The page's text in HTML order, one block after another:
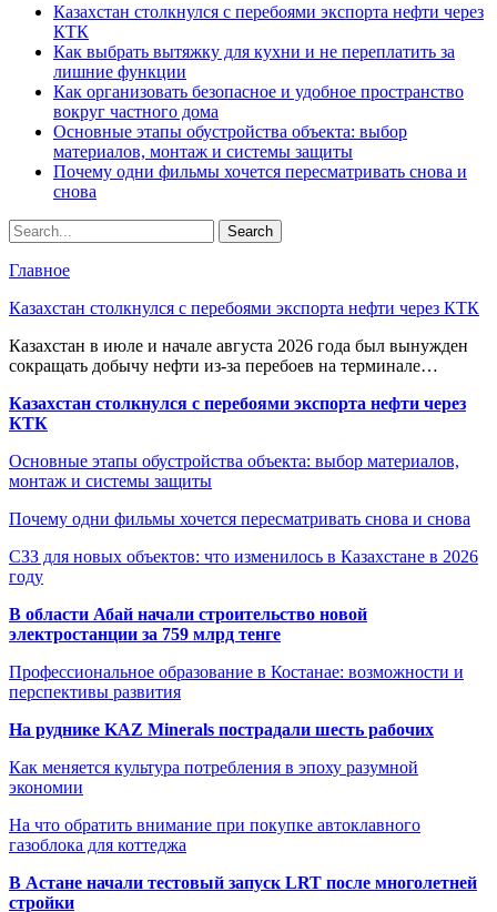
Казахстан столкнулся с перебоями экспорта нефти через
КТК
Как выбрать вытяжку для кухни и не переплатить за
лишние функции
Как организовать безопасное и удобное пространство
вокруг частного дома
Основные этапы обустройства объекта: выбор
материалов, монтаж и системы защиты
Почему одни фильмы хочется пересматривать снова и
снова
Главное
Казахстан столкнулся с перебоями экспорта нефти через КТК
Казахстан в июле и начале августа 2026 года был вынужден
сокращать добычу нефти из-за перебоев на терминале…
Казахстан столкнулся с перебоями экспорта нефти через
КТК
Основные этапы обустройства объекта: выбор материалов,
монтаж и системы защиты
Почему одни фильмы хочется пересматривать снова и снова
СЗЗ для новых объектов: что изменилось в Казахстане в 2026
году
В области Абай начали строительство новой
электростанции за 759 млрд тенге
Профессиональное образование в Костанае: возможности и
перспективы развития
На руднике KAZ Minerals пострадали шесть рабочих
Как меняется культура потребления в эпоху разумной
экономии
На что обратить внимание при покупке автоклавного
газоблока для коттеджа
В Астане начали тестовый запуск LRT после многолетней
стройки